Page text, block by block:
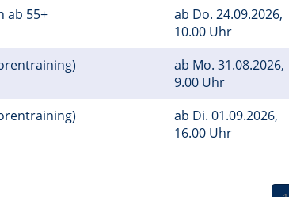
ab 55+ ab Do. 24.09.2026,
10.00 Uhr
ab Mo. 31.08.2026,
9.00 Uhr
ab Di. 01.09.2026,
16.00 Uhr